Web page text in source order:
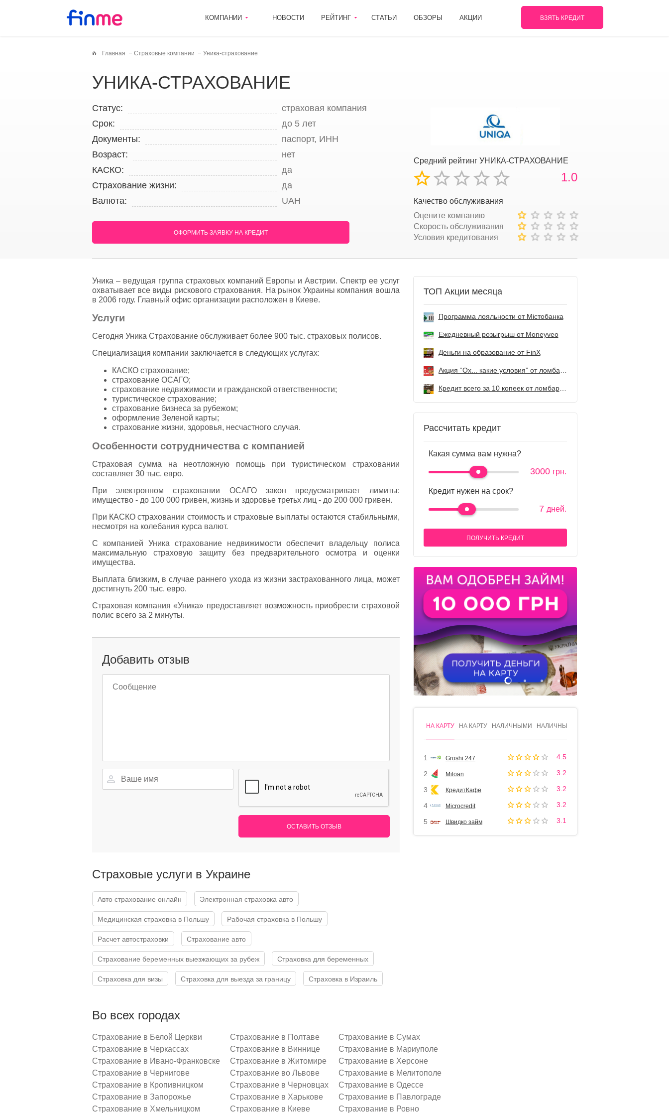
КОМПАНИИ НОВОСТИ РЕЙТИНГ СТАТЬИ ОБЗОРЫ АКЦИИ ВЗЯТЬ КРЕДИТ
Главная Страховые компании Уника-страхование
УНИКА-СТРАХОВАНИЕ
Средний рейтинг УНИКА-СТРАХОВАНИЕ
1.0
Качество обслуживания
Оцените компанию
Скорость обслуживания
Условия кредитования
Статус:
страховая компания
Срок:
до 5 лет
Документы:
паспорт, ИНН
Возраст:
нет
КАСКО:
да
Страхование жизни:
да
Валюта:
UAH
ОФОРМИТЬ ЗАЯВКУ НА КРЕДИТ
Уника – ведущая группа страховых компаний Европы и Австрии. Спектр ее услуг
охватывает все виды рискового страхования. На рынок Украины компания вошла
в 2006 году. Главный офис организации расположен в Киеве.
Услуги
Сегодня Уника Страхование обслуживает более 900 тыс. страховых полисов.
Специализация компании заключается в следующих услугах:
КАСКО страхование;
страхование ОСАГО;
страхование недвижимости и гражданской ответственности;
туристическое страхование;
страхование бизнеса за рубежом;
оформление Зеленой карты;
страхование жизни, здоровья, несчастного случая.
Особенности сотрудничества с компанией
Страховая сумма на неотложную помощь при туристическом страховании
составляет 30 тыс. евро.
При электронном страховании ОСАГО закон предусматривает лимиты:
имущество - до 100 000 гривен, жизнь и здоровье третьх лиц - до 200 000 гривен.
При КАСКО страховании стоимость и страховые выплаты остаются стабильными,
несмотря на колебания курса валют.
С компанией Уника страхование недвижимости обеспечит владельцу полиса
максимальную страховую защиту без предварительного осмотра и оценки
имущества.
Выплата близким, в случае раннего ухода из жизни застрахованного лица, может
достигнуть 200 тыс. евро.
Страховая компания «Уника» предоставляет возможность приобрести страховой
полис всего за 2 минуты.
Добавить отзыв
ОСТАВИТЬ ОТЗЫВ
Страховые услуги в Украине
Авто страхование онлайн Электронная страховка авто
Медицинская страховка в Польшу Рабочая страховка в Польшу
Расчет автостраховки Страхование авто
Страхование беременных выезжающих за рубеж Страховка для беременных
Страховка для визы Страховка для выезда за границу Страховка в Израиль
ТОП Акции месяца
Программа лояльности от Містобанка
Ежедневный розыгрыш от Мoneyveo
Деньги на образование от FinX
Кредит всего за 10 копеек от ломбарда Первый
Рассчитать кредит
Какая сумма вам нужна?
3000 грн.
Кредит нужен на срок?
7 дней.
ПОЛУЧИТЬ КРЕДИТ
1 2 3 4
НА КАРТУ НА КАРТУ НАЛИЧНЫМИ НАЛИЧНЫМИ
1 Groshi 247 4.5
2 Miloan 3.2
3 КредитКафе 3.2
4 Microcredit 3.2
5 Швидко займ 3.1
Во всех городах
Страхование в Белой Церкви
Страхование в Черкассах
Страхование в Ивано-Франковске
Страхование в Чернигове
Страхование в Кропивницком
Страхование в Запорожье
Страхование в Хмельницком
Страхование в Полтаве
Страхование в Виннице
Страхование в Житомире
Страхование во Львове
Страхование в Черновцах
Страхование в Харькове
Страхование в Киеве
Страхование в Сумах
Страхование в Мариуполе
Страхование в Херсоне
Страхование в Мелитополе
Страхование в Одессе
Страхование в Павлограде
Страхование в Ровно